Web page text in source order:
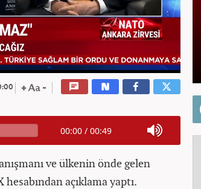
00:00 / 00:49
ve ülkenin önde gelen
açıklama yaptı.